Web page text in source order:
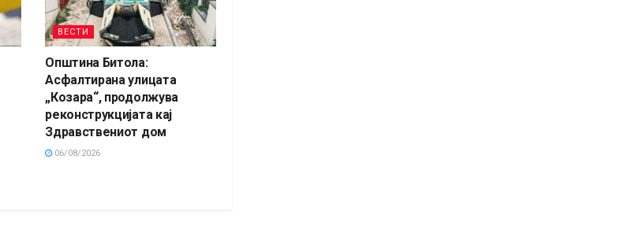
ВЕСТИ
Општина Битола:
Асфалтирана улицата
„Козара“, продолжува
реконструкцијата кај
Здравствениот дом
06/08/2026